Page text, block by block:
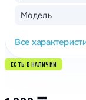
Модель
Все
ЕСТЬ В НАЛИЧИИ